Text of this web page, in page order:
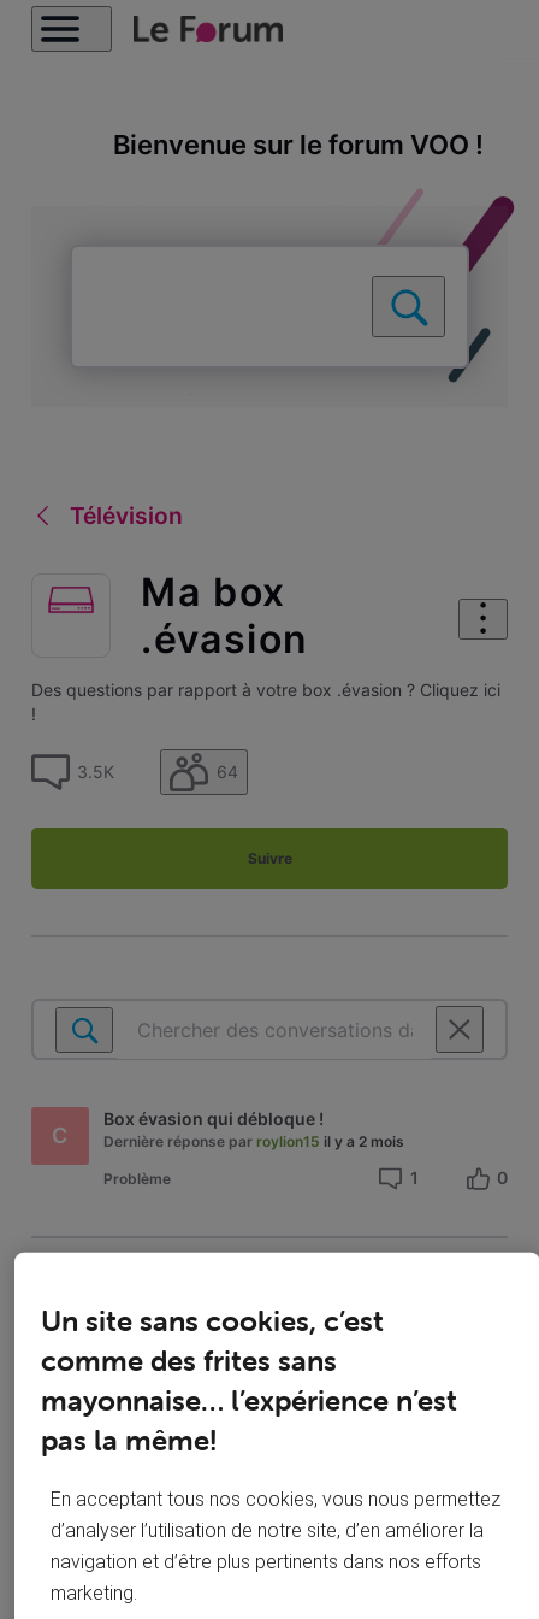
Bienvenue sur le forum VOO !
Télévision
Ma box
.évasion
Des questions par rapport à votre box .évasion ? Cliquez ici
!
3.5K 64
Suivre
Chercher
dans
Ma
box
.évasion
C
Box évasion qui débloque !
Dernière réponse par roylion15 il y a 2 mois
Problème 1 0
M Problème box évasion
roylion15
M
Panne non résolue après passage technicien- problème au poteau - bloqué jusqu'à mercredi
Problème 1
Un site sans cookies, c’est
comme des frites sans
mayonnaise… l’expérience n’est
pas la même!
En acceptant tous nos cookies, vous nous permettez
d’analyser l’utilisation de notre site, d’en améliorer la
navigation et d’être plus pertinents dans nos efforts
marketing.